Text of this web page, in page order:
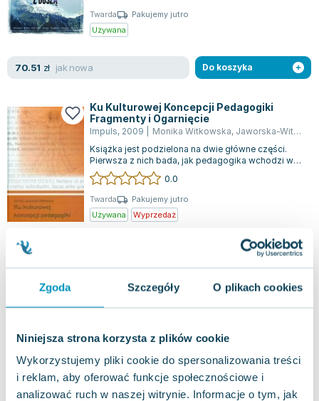
Zgoda Szczegóły O plikach cookies
Niniejsza strona korzysta z plików cookie
Wykorzystujemy pliki cookie do spersonalizowania treści
i reklam, aby oferować funkcje społecznościowe i
analizować ruch w naszej witrynie. Informacje o tym, jak
Twarda
Pakujemy jutro
Używana
70.51 zł jak nowa Do koszyka
Ku Kulturowej Koncepcji Pedagogiki
Fragmenty i Ogarnięcie
Impuls, 2009 Monika Witkowska, Jaworska-Witkowska Monika
Książka jest podzielona na dwie główne części.
Pierwsza z nich bada, jak pedagogika wchodzi w
interakcję z kulturą poprzez złożone...
0.0
Twarda
Pakujemy jutro
Używana
Wyprzedaż
9.60 Do koszyka
Nurty pedagogii
Impuls,2011| Monika Witkowska,Zbigniew Kwieciński
Książka ta, będąca owocem twórczych inspiracji,
rozpoczyna się esejem Zbigniewa Kwiecińskiego,
który bada współczesne nurty pedago...
0.0
Twarda
Pakujemy jutro